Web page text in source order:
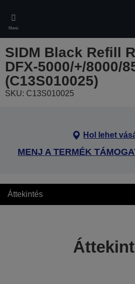
main
content
Menü
SIDM Black Refill
DFX-5000/+/8000/
(C13S010025)
SKU: C13S010025
Hol lehet
MENJ A TERMÉK
Áttekintés